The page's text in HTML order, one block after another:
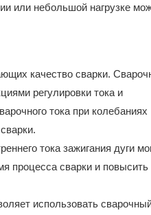
или небольшой нагрузке
качество сварки.
регулировки тока и
тока при колебаниях
тока зажигания дуги
процесса сварки и повысить
использовать